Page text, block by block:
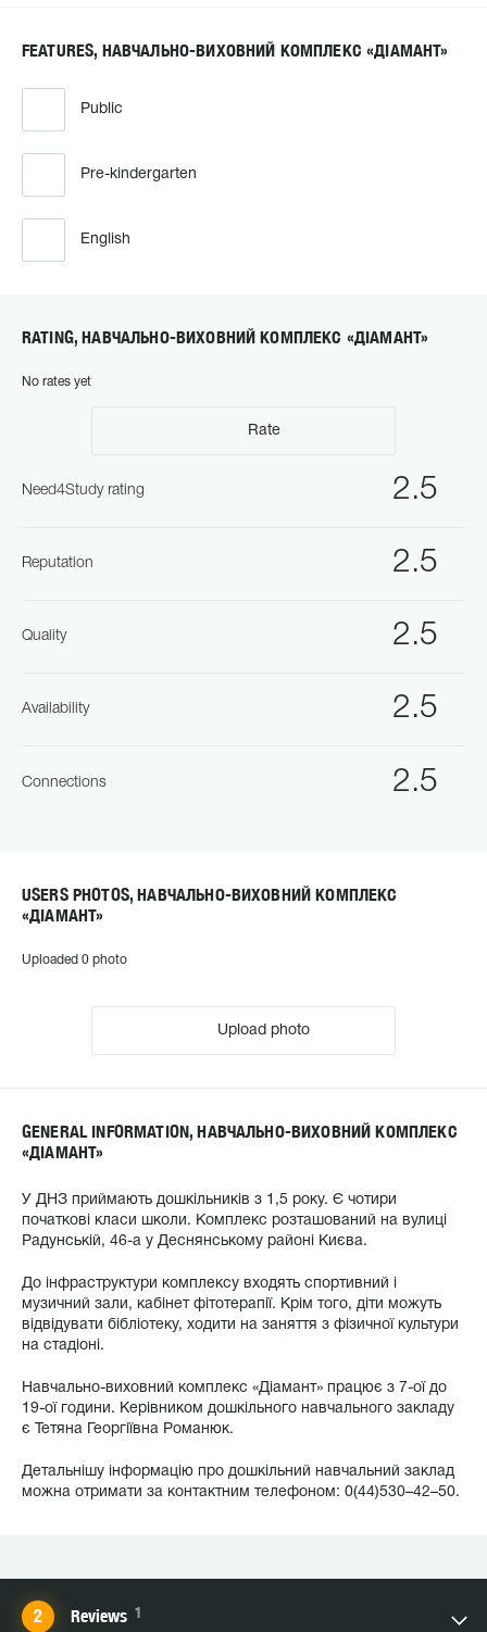
FEATURES, НАВЧАЛЬНО-ВИХОВНИЙ КОМПЛЕКС «ДІАМАНТ»
Public
Pre-kindergarten
English
RATING, НАВЧАЛЬНО-ВИХОВНИЙ КОМПЛЕКС «ДІАМАНТ»
No rates yet
Rate
2.5
Need4Study rating
2.5
Reputation
2.5
Quality
2.5
Availability
2.5
Connections
USERS PHOTOS, НАВЧАЛЬНО-ВИХОВНИЙ КОМПЛЕКС
«ДІАМАНТ»
Uploaded 0 photo
Upload photo
GENERAL INFORMATION, НАВЧАЛЬНО-ВИХОВНИЙ КОМПЛЕКС
«ДІАМАНТ»
У ДНЗ приймають дошкільників з 1,5 року. Є чотири
початкові класи школи. Комплекс розташований на вулиці
Радунській, 46-а у Деснянському районі Києва.
До інфраструктури комплексу входять спортивний і
музичний зали, кабінет фітотерапії. Крім того, діти можуть
відвідувати бібліотеку, ходити на заняття з фізичної культури
на стадіоні.
Навчально-виховний комплекс «Діамант» працює з 7-ої до
19-ої години. Керівником дошкільного навчального закладу
є Тетяна Георгіївна Романюк.
Детальнішу інформацію про дошкільний навчальний заклад
можна отримати за контактним телефоном: 0(44)530–42–50.
Reviews 1